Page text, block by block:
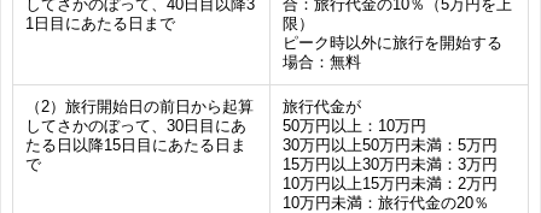
してさかのぼって、40日目以降3
1日目にあたる日まで
合：旅行代金の10％（5万円を上
限）
ピーク時以外に旅行を開始する
場合：無料
（2）旅行開始日の前日から起算
してさかのぼって、30日目にあ
たる日以降15日目にあたる日ま
で
旅行代金が
50万円以上：10万円
30万円以上50万円未満：5万円
15万円以上30万円未満：3万円
10万円以上15万円未満：2万円
10万円未満：旅行代金の20％